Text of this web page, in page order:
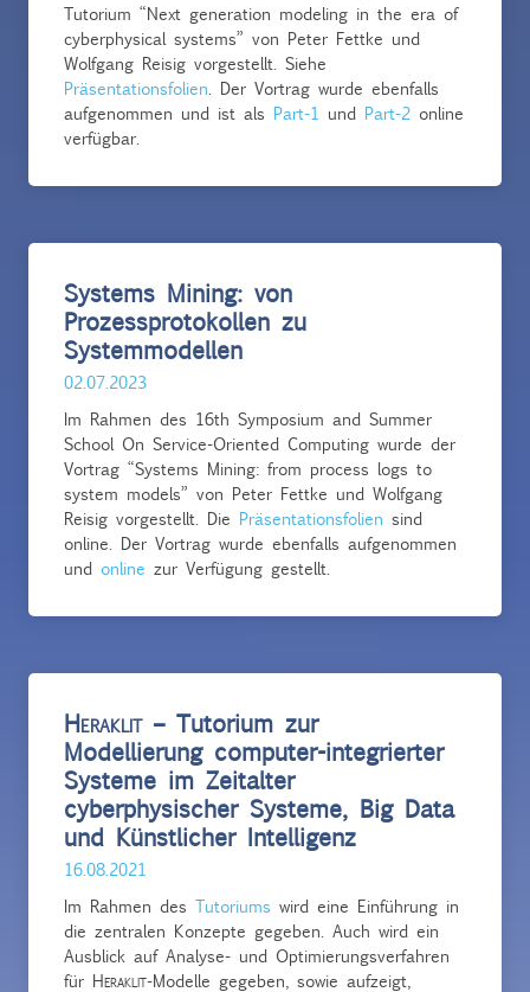
Tutorium “Next generation modeling in the era of
cyberphysical systems” von Peter Fettke und
Wolfgang Reisig vorgestellt. Siehe
Präsentationsfolien . Der Vortrag wurde ebenfalls
aufgenommen und ist als Part-1 und Part-2 online
verfügbar.
Systems Mining: von
Prozessprotokollen zu
Systemmodellen
02.07.2023
Im Rahmen des 16th Symposium and Summer
School On Service-Oriented Computing wurde der
Vortrag “Systems Mining: from process logs to
system models” von Peter Fettke und Wolfgang
Reisig vorgestellt. Die Präsentationsfolien sind
online. Der Vortrag wurde ebenfalls aufgenommen
und online zur Verfügung gestellt.
Heraklit– Tutorium zur
Modellierung computer-integrierter
Systeme im Zeitalter
cyberphysischer Systeme, Big Data
und Künstlicher Intelligenz
16.08.2021
Im Rahmen des Tutoriums wird eine Einführung in
die zentralen Konzepte gegeben. Auch wird ein
Ausblick auf Analyse- und Optimierungsverfahren
für Heraklit-Modelle gegeben, sowie aufzeigt,